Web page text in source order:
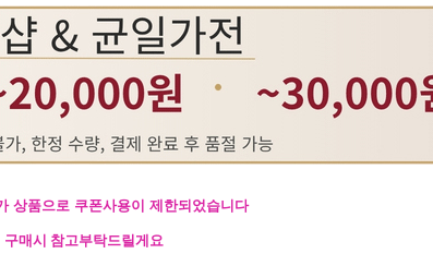
상품으로 쿠폰사용이 제한되었습니다
구매시 참고부탁드릴게요